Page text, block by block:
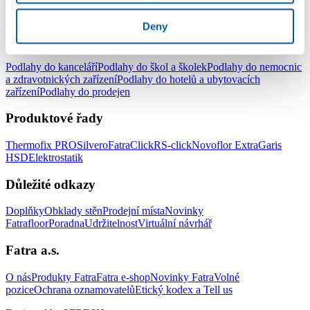
Deny
pracovnyPodlahy do dětského pokoje
Podlahy pro komerční užití
Podlahy do kanceláříPodlahy do škol a školekPodlahy do nemocnic
a zdravotnických zařízeníPodlahy do hotelů a ubytovacích
zařízeníPodlahy do prodejen
Produktové řady
Thermofix PROSilveroFatraClickRS-clickNovoflor ExtraGaris
HSDElektrostatik
Důležité odkazy
DoplňkyObklady stěnProdejní místaNovinky
FatrafloorPoradnaUdržitelnostVirtuální návrhář
Fatra a.s.
O násProdukty FatraFatra e-shopNovinky FatraVolné
poziceOchrana oznamovatelůEtický kodex a Tell us